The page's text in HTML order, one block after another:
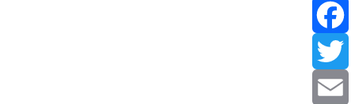
Facebook
Twitter